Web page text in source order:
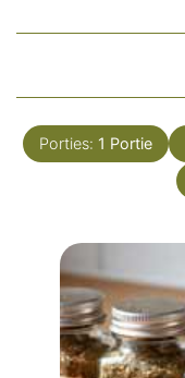
Porties: 1 Portie